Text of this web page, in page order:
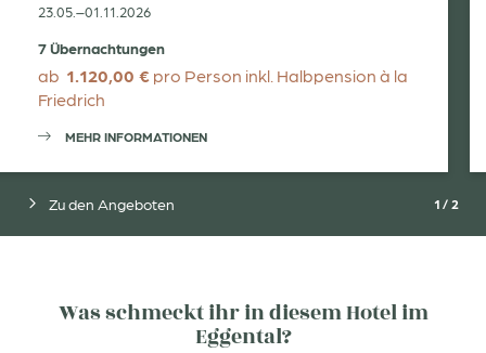
1/2
Zu den Angeboten
23.05.–01.11.2026
7 Übernachtungen
ab 1.120,00 €pro Person inkl. Halbpension à la
Friedrich
MEHR INFORMATIONEN
Was schmeckt ihr in diesem Hotel im
Eggental?